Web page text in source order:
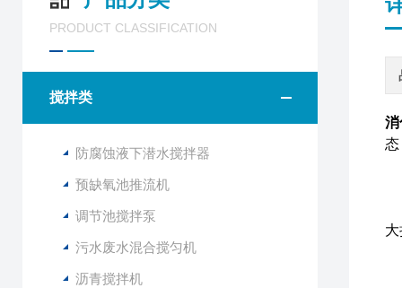
PRODUCT CLASSIFICATION
搅拌类
防腐蚀液下潜水搅拌器
预缺氧池推流机
调节池搅拌泵
污水废水混合搅匀机
沥青搅拌机
消